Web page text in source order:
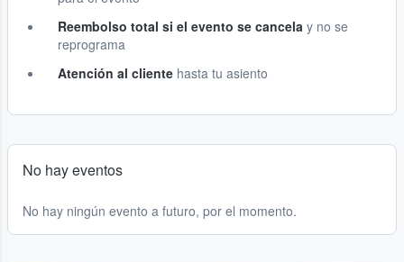
Reembolso total si el evento se cancela y no se
reprograma
Atención al cliente hasta tu asiento
No hay eventos
No hay ningún evento a futuro, por el momento.